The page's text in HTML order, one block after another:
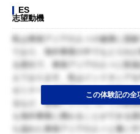
ES
志望動機
私は東南アジアの人々の健康に貢
ており、海外事業の中でもとりわ
る貴社で、東南アジアの人々に医
えております。私はインドネシア
ゼミナールで研究したり、独学で
るなど、東南アジアについて大変
も海外事業に携わることができる
ち溢れた東南アジアの人々と働く
この体験記の全